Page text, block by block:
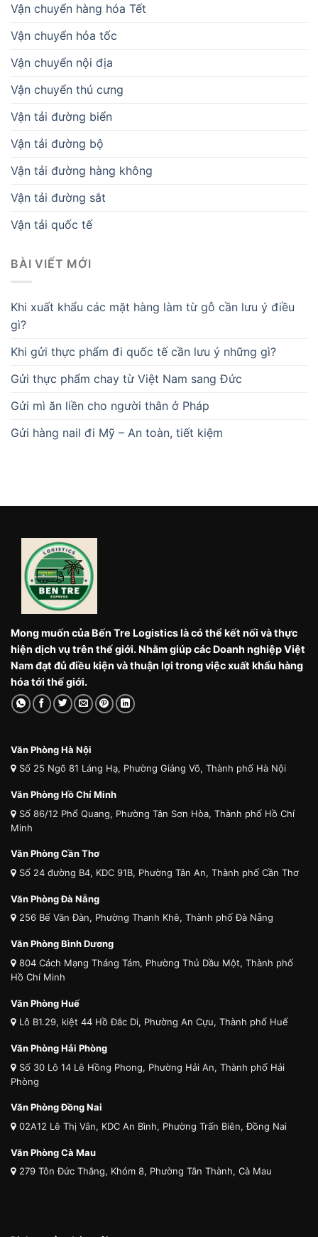
Vận chuyển hàng hóa Tết
Vận chuyển hỏa tốc
Vận chuyển nội địa
Vận chuyển thú cưng
Vận tải đường biển
Vận tải đường bộ
Vận tải đường hàng không
Vận tải đường sắt
Vận tải quốc tế
BÀI VIẾT MỚI
Khi xuất khẩu các mặt hàng làm từ gỗ cần lưu ý điều
gì?
Khi gửi thực phẩm đi quốc tế cần lưu ý những gì?
Gửi thực phẩm chay từ Việt Nam sang Đức
Gửi mì ăn liền cho người thân ở Pháp
Gửi hàng nail đi Mỹ – An toàn, tiết kiệm
Mong muốn của Bến Tre Logistics là có thể kết nối và thực
hiện dịch vụ trên thế giới. Nhằm giúp các Doanh nghiệp Việt
Nam đạt đủ điều kiện và thuận lợi trong việc xuất khẩu hàng
hóa tới thế giới.
Văn Phòng Hà Nội
Số 25 Ngõ 81 Láng Hạ, Phường Giảng Võ, Thành phố Hà Nội
Văn Phòng Hồ Chí Minh
Số 86/12 Phổ Quang, Phường Tân Sơn Hòa, Thành phố Hồ Chí
Minh
Văn Phòng Cần Thơ
Số 24 đường B4, KDC 91B, Phường Tân An, Thành phố Cần Thơ
Văn Phòng Đà Nẵng
256 Bế Văn Đàn, Phường Thanh Khê, Thành phố Đà Nẵng
Văn Phòng Bình Dương
804 Cách Mạng Tháng Tám, Phường Thủ Dầu Một, Thành phố
Hồ Chí Minh
Văn Phòng Huế
Lô B1.29, kiệt 44 Hồ Đắc Di, Phường An Cựu, Thành phố Huế
Văn Phòng Hải Phòng
Số 30 Lô 14 Lê Hồng Phong, Phường Hải An, Thành phố Hải
Phòng
Văn Phòng Đồng Nai
02A12 Lê Thị Vân, KDC An Bình, Phường Trấn Biên, Đồng Nai
Văn Phòng Cà Mau
279 Tôn Đức Thắng, Khóm 8, Phường Tân Thành, Cà Mau